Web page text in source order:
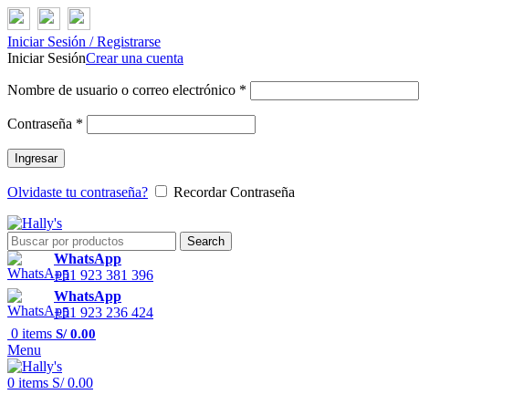
Iniciar Sesión / Registrarse
Iniciar SesiónCrear una cuenta
Nombre de usuario o correo electrónico *
Contraseña *
Ingresar
Olvidaste tu contraseña? Recordar Contraseña
Search
WhatsApp
+51 923 381 396
WhatsApp
+51 923 236 424
0 items S/0.00
Menu
0 items S/0.00